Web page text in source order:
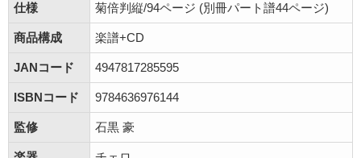
仕様 菊倍判縦/94ページ (別冊パート譜44ページ)
商品構成 楽譜+CD
JANコード 4947817285595
ISBNコード 9784636976144
監修 石黒 豪